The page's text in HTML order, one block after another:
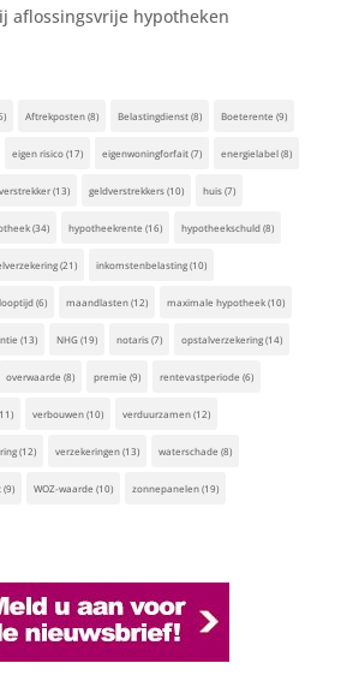
aflossingsvrije hypotheken
Aftrekposten(8) Belastingdienst(8) Boeterente (9)
eigen risico(17) eigenwoningforfait(7) energielabel(8)
(13) geldverstrekkers(10) huis(7)
(34) hypotheekrente (16) hypotheekschuld(8)
(21) inkomstenbelasting(10)
looptijd(6) maandlasten(12) maximale hypotheek(10)
(13) NHG(19) notaris(7) opstalverzekering(14)
overwaarde (8) premie (9) rentevastperiode (6)
verbouwen(10) verduurzamen(12)
(12) verzekeringen(13) waterschade (8)
(9) WOZ-waarde (10) zonnepanelen(19)